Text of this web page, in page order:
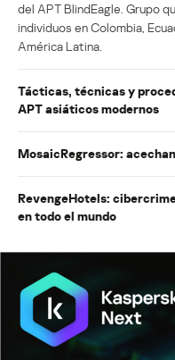
del APT BlindEagle. Grupo
individuos en Colombia,
América Latina.
Tácticas, técnicas y
APT asiáticos modernos
MosaicRegressor:
RevengeHotels:
en todo el mundo